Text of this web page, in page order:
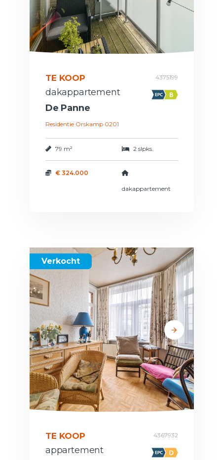
TE KOOP 4375199
dakappartement
De Panne
Residentie Orskamp 0201
79 m² 2 slpks.
€ 324.000
dakappartement
Verkocht
TE KOOP 4367932
appartement